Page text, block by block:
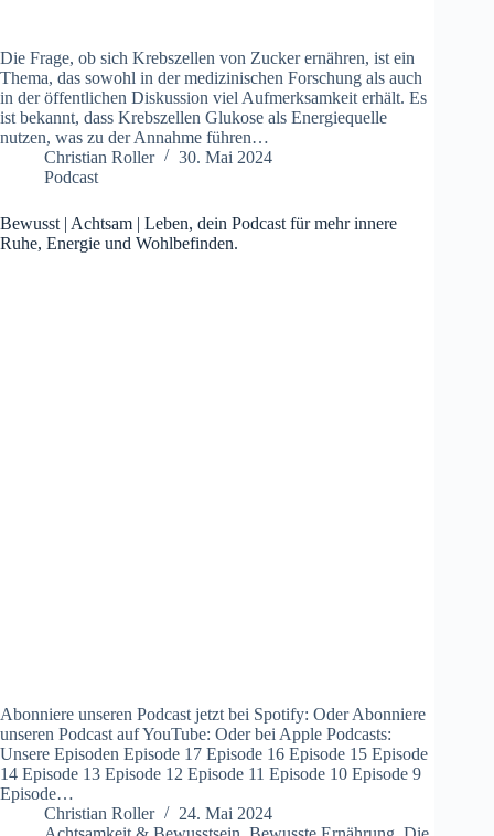
Die Frage, ob sich Krebszellen von Zucker ernähren, ist ein
Thema, das sowohl in der medizinischen Forschung als auch
in der öffentlichen Diskussion viel Aufmerksamkeit erhält. Es
ist bekannt, dass Krebszellen Glukose als Energiequelle
nutzen, was zu der Annahme führen…
Christian Roller
30. Mai 2024
Podcast
Bewusst | Achtsam | Leben, dein Podcast für mehr innere
Ruhe, Energie und Wohlbefinden.
Abonniere unseren Podcast jetzt bei Spotify: Oder Abonniere
unseren Podcast auf YouTube: Oder bei Apple Podcasts:
Unsere Episoden Episode 17 Episode 16 Episode 15 Episode
14 Episode 13 Episode 12 Episode 11 Episode 10 Episode 9
Episode…
Christian Roller
24. Mai 2024